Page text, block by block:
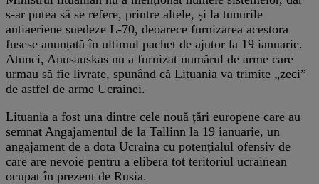
s-ar putea să se refere, printre altele, și la tunurile
antiaeriene suedeze L-70, deoarece furnizarea acestora
fusese anunțată în ultimul pachet de ajutor la 19 ianuarie.
Atunci, Anusauskas nu a furnizat numărul de arme care
urmau să fie livrate, spunând că Lituania va trimite „zeci”
de astfel de arme Ucrainei.
Lituania a fost una dintre cele nouă țări europene care au
semnat Angajamentul de la Tallinn la 19 ianuarie, un
angajament de a dota Ucraina cu potențialul ofensiv de
care are nevoie pentru a elibera tot teritoriul ucrainean
ocupat în prezent de Rusia.